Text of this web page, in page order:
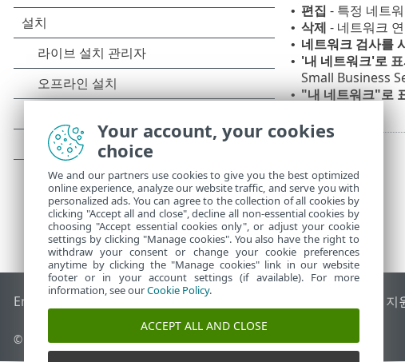
• 편집 - 특정 네트
• 삭제 - 네트워크
• 네트워크 검사를
• '내 네트워크'로
Small Business
• "내 네트워크"로
End of Life ESET 지식 베이스 ESET 포럼 국가별 지
© 1992 - 2026 ESET, spol. s r.o. - All rights reserved.
Your account, your cookies
choice
We and our partners use cookies to give you the best optimized
online experience, analyze our website traffic, and serve you with
personalized ads. You can agree to the collection of all cookies by
clicking "Accept all and close", decline all non-essential cookies by
choosing "Accept essential cookies only", or adjust your cookie
settings by clicking "Manage cookies". You also have the right to
withdraw your consent or change your cookie preferences
anytime by clicking the "Manage cookies" link in our website
footer or in your account settings (if available). For more
information, see ourCookie Policy.
ACCEPT ALL AND CLOSE